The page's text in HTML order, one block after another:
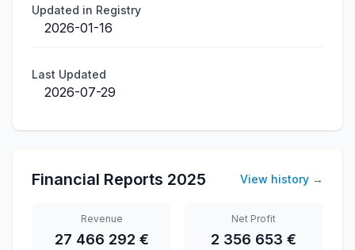
Updated in Registry
2026-01-16
Last Updated
2026-07-29
Financial Reports 2025 View history →
Revenue
27 466 292 €
Net Profit
2 356 653 €